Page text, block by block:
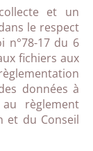
et un
le respect
n°78-17 du 6
fichiers aux
données à
règlement
et du Conseil